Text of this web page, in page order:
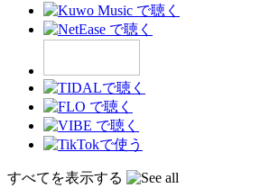
すべてを表示する